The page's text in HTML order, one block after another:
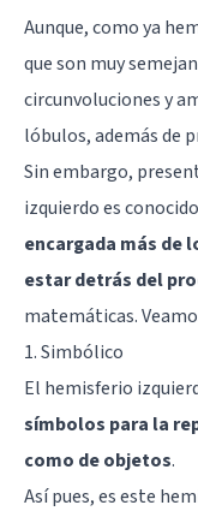
Aunque, como ya
que son muy
circunvoluciones y
lóbulos, además de
Sin embargo,
izquierdo es
encargada más de
estar detrás del
matemáticas.
1. Simbólico
El hemisferio
símbolos para la
como de objetos.
Así pues, es este